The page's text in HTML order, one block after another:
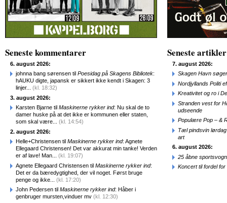
Seneste kommentarer
6. august 2026:
johnna bang sørensen til Poesidag på Skagens Bibliotek:
hAUKU digte, japansk er sikkert ikke kendt i Skagen: 3
linjer... (kl. 18:32)
3. august 2026:
Karsten Bjarne til Maskinerne rykker ind: Nu skal de to
damer huske på at det ikke er kommunen eller staten,
som skal være... (kl. 14:54)
2. august 2026:
Helle+Christensen til Maskinerne rykker ind: Agnete
Ellegaard Christensen! Det var akkurat min tanke! Verden
er af lave! Man... (kl. 19:07)
Agnete Ellegaard Christensen til Maskinerne rykker ind:
Det er da bæredygtighed, der vil noget. Først bruge
penge og ikke... (kl. 17:20)
John Pedersen til Maskinerne rykker ind: Håber i
genbruger mursten,vinduer mv (kl. 12:30)
Seneste artikler
7. august 2026:
Skagen Havn
Nordjyllands Politi
Kreativitet og ro i
Stranden vest for
udseende
Populære Pop – &
Tæl pindsvin
art
6. august 2026:
25 åbne
Koncert til fordel